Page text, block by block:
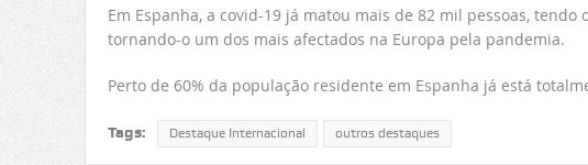
Em Espanha, a covid-19 já matou mais de 82 mil pessoas,
tornando-o um dos mais afectados na Europa pela pandemia.
Perto de 60% da população residente em Espanha já está
Tags: Destaque Internacional outros destaques